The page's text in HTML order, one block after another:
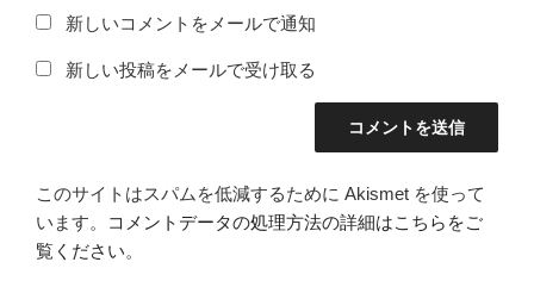
新しいコメントをメールで通知
新しい投稿をメールで受け取る
このサイトはスパムを低減するために Akismet を使って
います。
コメントデータの処理方法の詳細はこちらをご
覧ください。